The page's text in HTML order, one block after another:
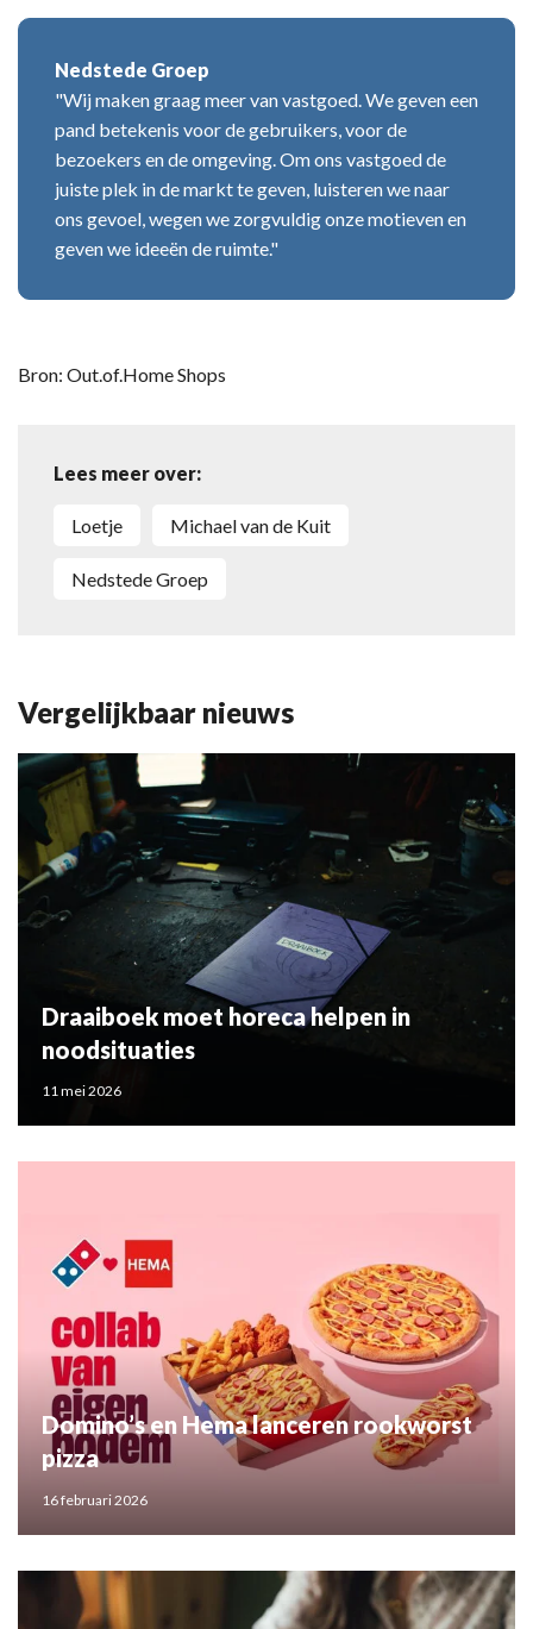
Nedstede Groep
"Wij maken graag meer van vastgoed. We geven een
pand betekenis voor de gebruikers, voor de
bezoekers en de omgeving. Om ons vastgoed de
juiste plek in de markt te geven, luisteren we naar
ons gevoel, wegen we zorgvuldig onze motieven en
geven we ideeën de ruimte."
Bron: Out.of.Home Shops
Lees meer over:
Loetje Michael van de Kuit
Nedstede Groep
Vergelijkbaar nieuws
Draaiboek moet horeca helpen in
noodsituaties
11 mei 2026
Domino’s en Hema lanceren rookworst
pizza
16 februari 2026